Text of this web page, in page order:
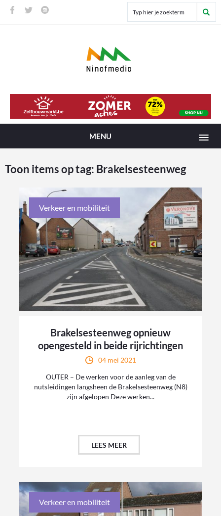
MENU
Toon items op tag: Brakelsesteenweg
Verkeer en mobiliteit
Brakelsesteenweg opnieuw
opengesteld in beide rijrichtingen
04 mei 2021
OUTER – De werken voor de aanleg van de
nutsleidingen langsheen de Brakelsesteenweg (N8)
zijn afgelopen Deze werken...
LEES MEER
Verkeer en mobiliteit